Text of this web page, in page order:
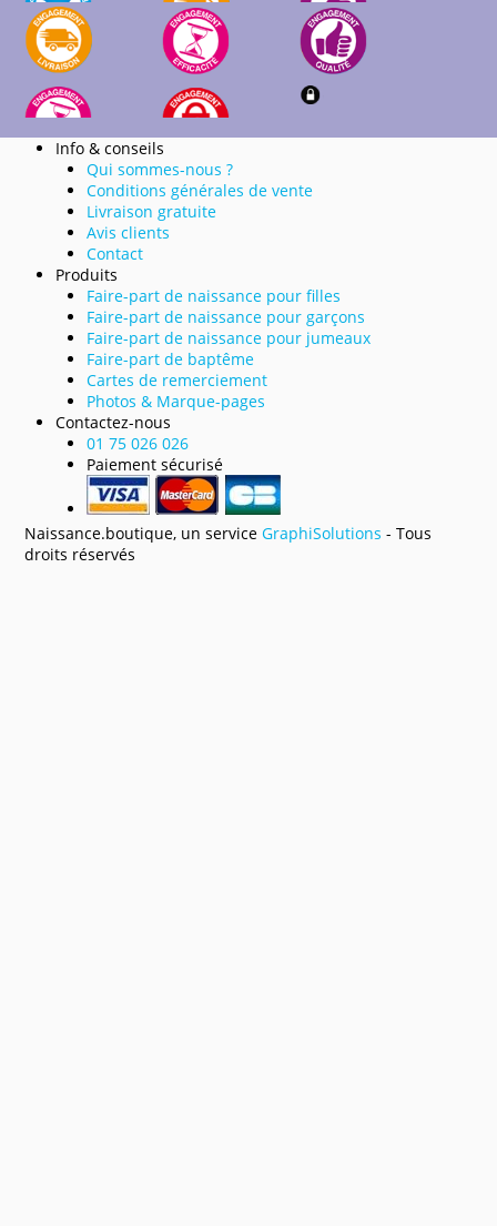
Info & conseils
Qui sommes-nous ?
Conditions générales de vente
Livraison gratuite
Avis clients
Contact
Produits
Faire-part de naissance pour filles
Faire-part de naissance pour garçons
Faire-part de naissance pour jumeaux
Faire-part de baptême
Cartes de remerciement
Photos & Marque-pages
Contactez-nous
01 75 026 026
Paiement sécurisé
Naissance.boutique, un serviceGraphiSolutions - Tous
droits réservés